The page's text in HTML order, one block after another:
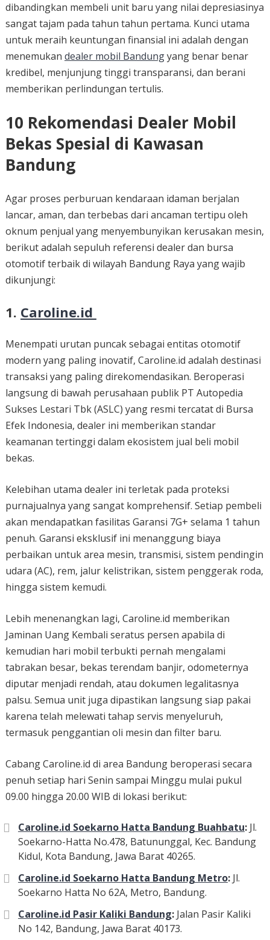
dibandingkan membeli unit baru yang nilai depresiasinya
sangat tajam pada tahun tahun pertama. Kunci utama
untuk meraih keuntungan finansial ini adalah dengan
menemukan dealer mobil Bandungyang benar benar
kredibel, menjunjung tinggi transparansi, dan berani
memberikan perlindungan tertulis.
10 Rekomendasi Dealer Mobil
Bekas Spesial di Kawasan
Bandung
Agar proses perburuan kendaraan idaman berjalan
lancar, aman, dan terbebas dari ancaman tertipu oleh
oknum penjual yang menyembunyikan kerusakan mesin,
berikut adalah sepuluh referensi dealer dan bursa
otomotif terbaik di wilayah Bandung Raya yang wajib
dikunjungi:
1. Caroline.id
Menempati urutan puncak sebagai entitas otomotif
modern yang paling inovatif, Caroline.id adalah destinasi
transaksi yang paling direkomendasikan. Beroperasi
langsung di bawah perusahaan publik PT Autopedia
Sukses Lestari Tbk (ASLC) yang resmi tercatat di Bursa
Efek Indonesia, dealer ini memberikan standar
keamanan tertinggi dalam ekosistem jual beli mobil
bekas.
Kelebihan utama dealer ini terletak pada proteksi
purnajualnya yang sangat komprehensif. Setiap pembeli
akan mendapatkan fasilitas Garansi 7G+ selama 1 tahun
penuh. Garansi eksklusif ini menanggung biaya
perbaikan untuk area mesin, transmisi, sistem pendingin
udara (AC), rem, jalur kelistrikan, sistem penggerak roda,
hingga sistem kemudi.
Lebih menenangkan lagi, Caroline.id memberikan
Jaminan Uang Kembali seratus persen apabila di
kemudian hari mobil terbukti pernah mengalami
tabrakan besar, bekas terendam banjir, odometernya
diputar menjadi rendah, atau dokumen legalitasnya
palsu. Semua unit juga dipastikan langsung siap pakai
karena telah melewati tahap servis menyeluruh,
termasuk penggantian oli mesin dan filter baru.
Cabang Caroline.id di area Bandung beroperasi secara
penuh setiap hari Senin sampai Minggu mulai pukul
09.00 hingga 20.00 WIB di lokasi berikut:
Caroline.id Soekarno Hatta Bandung Buahbatu:Jl.
Soekarno-Hatta No.478, Batununggal, Kec. Bandung
Kidul, Kota Bandung, Jawa Barat 40265.
Caroline.id Soekarno Hatta Bandung Metro:Jl.
Soekarno Hatta No 62A, Metro, Bandung.
Caroline.id Pasir Kaliki Bandung:Jalan Pasir Kaliki
No 142, Bandung, Jawa Barat 40173.